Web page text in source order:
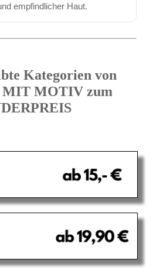
empfindlicher Haut.
Kategorien von
MIT MOTIV zum